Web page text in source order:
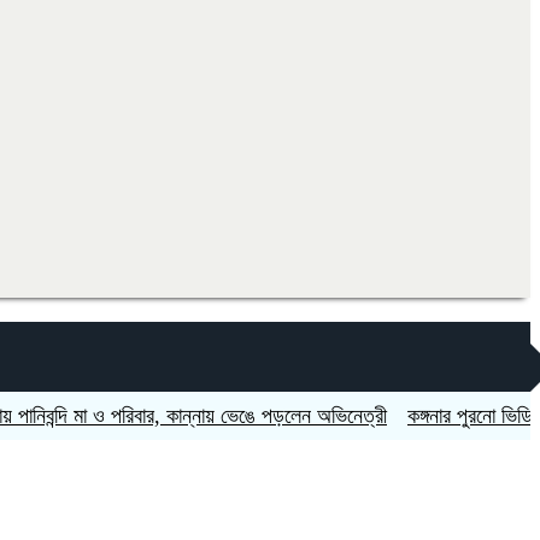
মা ও পরিবার, কান্নায় ভেঙে পড়লেন অভিনেত্রী কঙ্গনার পুরনো ভিডিও ফের